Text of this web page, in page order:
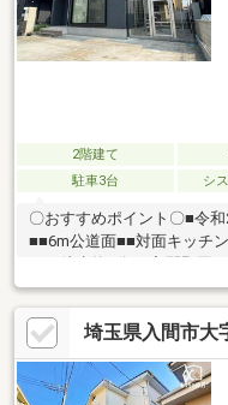
2階建て
駐車3台
シ
〇おすすめポイント〇■令
■■6m公道面■■対面キッチ
ング済み■
埼玉県入間市大